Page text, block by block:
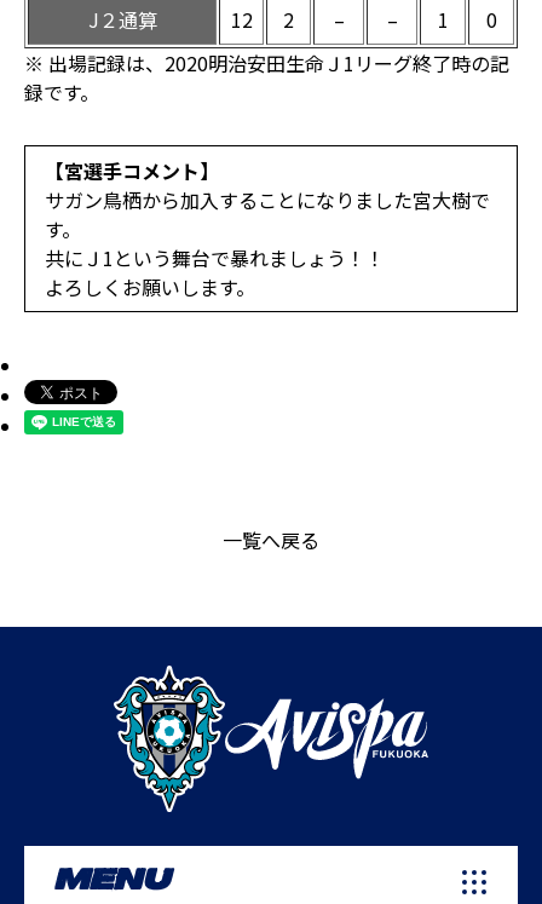
J２通算
12 2 – – 1
0
※ 出場記録は、2020明治安田生命Ｊ1リーグ終了時の記
録です。
【宮選手コメント】
サガン鳥栖から加入することになりました宮大樹で
す。
共にＪ1という舞台で暴れましょう！！
よろしくお願いします。
一覧へ戻る
MENU